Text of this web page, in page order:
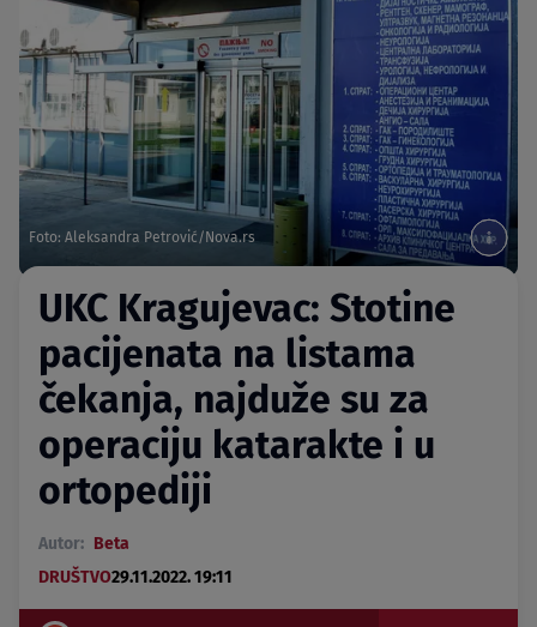
Foto: Aleksandra Petrović/Nova.rs
UKC Kragujevac: Stotine
pacijenata na listama
čekanja, najduže su za
operaciju katarakte i u
ortopediji
Autor: Beta
DRUŠTVO29.11.2022. 19:11